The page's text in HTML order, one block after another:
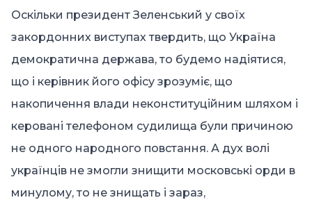
Оскільки президент Зеленський у своїх
закордонних виступах твердить, що Україна
демократична держава, то будемо надіятися,
що і керівник його офісу зрозуміє, що
накопичення влади неконституційним шляхом і
керовані телефоном судилища були причиною
не одного народного повстання. А дух волі
українців не змогли знищити московські орди в
минулому, то не знищать і зараз,